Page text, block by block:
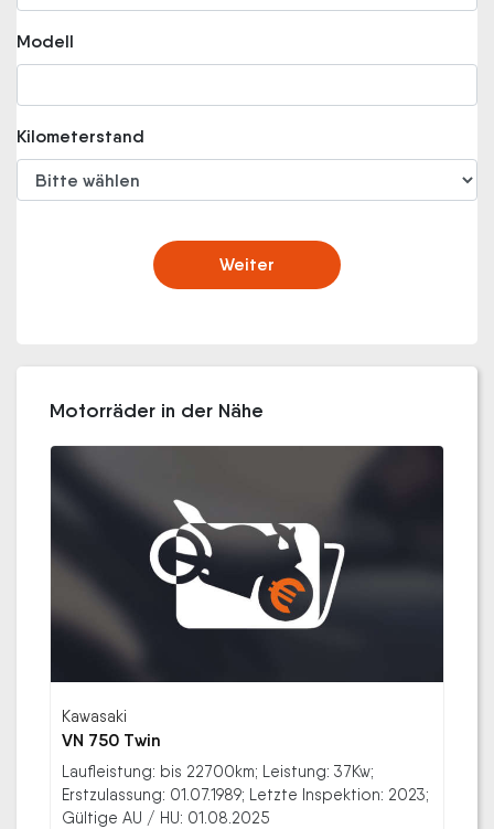
Modell
Kilometerstand
Weiter
Motorräder in der Nähe
Kawasaki
VN 750 Twin
Laufleistung: bis 22700km; Leistung: 37Kw;
Erstzulassung: 01.07.1989; Letzte Inspektion: 2023;
Gültige AU / HU: 01.08.2025